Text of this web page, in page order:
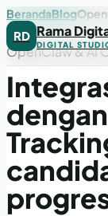
RD Rama
DIGITAL
BerandaBlog
OpenClaw & AI